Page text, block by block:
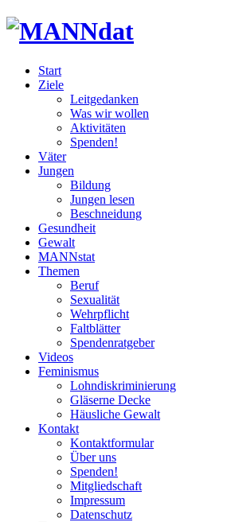
Start
Ziele
Leitgedanken
Was wir wollen
Aktivitäten
Spenden!
Väter
Jungen
Bildung
Jungen lesen
Beschneidung
Gesundheit
Gewalt
MANNstat
Themen
Beruf
Sexualität
Wehrpflicht
Faltblätter
Spendenratgeber
Videos
Feminismus
Lohndiskriminierung
Gläserne Decke
Häusliche Gewalt
Kontakt
Kontaktformular
Über uns
Spenden!
Mitgliedschaft
Impressum
Datenschutz